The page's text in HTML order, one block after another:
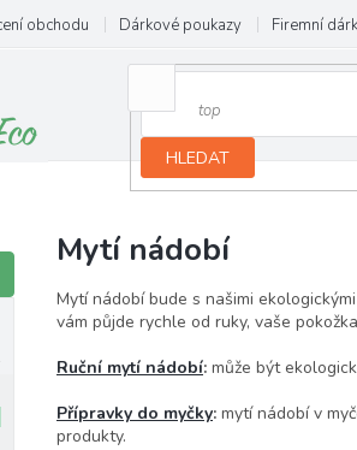
obchodu Dárkové poukazy Firemní
HLEDAT
Mytí nádobí
Mytí nádobí bude s našimi
vám půjde rychle od ruky, vaše
Ruční mytí nádobí: může být
Přípravky do myčky: mytí nádobí v
produkty.